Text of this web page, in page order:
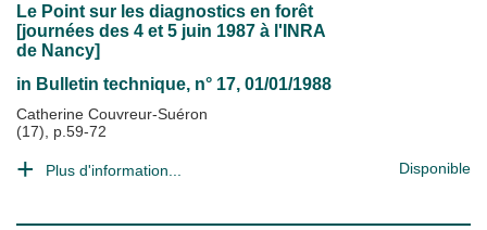
Le Point sur les diagnostics en forêt
[journées des 4 et 5 juin 1987 à l'INRA
de Nancy]
in Bulletin technique, n° 17, 01/01/1988
Catherine Couvreur-Suéron
(17), p.59-72
Plus d'information... Disponible